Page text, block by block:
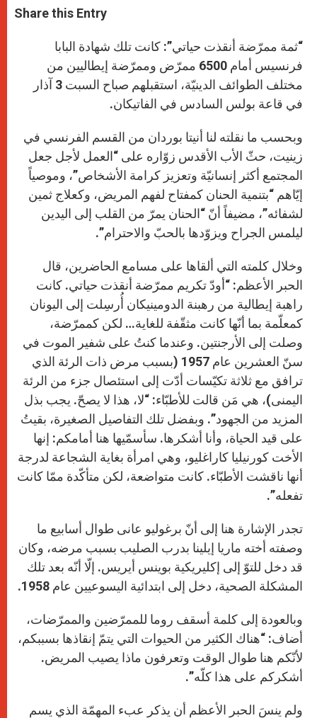
t
s
s
e
g
e
r
e
b
o
k
r
Share this Entry
“ثمة ممرّضة أنقذت حياتي”: كانت تلك شهادة البابا
فرنسيس أمام 6500 ممرّض وممرّضة إيطاليين من
مختلف الطوائف الدينيّة، استقبلهم صباح السبت 3 آذار
في قاعة بولس السادس في الفاتيكان.
وبحسب ما نقلته لنا أنيتا بوردان من القسم الفرنسي في
زينيت، حثّ الأب الأقدس زوّاره على “العمل لأجل جعل
المجتمع أكثر إنسانيّة وتعزيز كرامة الأشخاص”، وموصياً
إيّاهم “بتنمية الحنان كمفتاح لفهم المريض، وكعلاج ثمين
لشفائه”، مضيفاً أنّ “الحنان يمرّ من القلب إلى اليدين
ليلمس الجراح ويزوّدها بالحبّ والاحترام”.
وخلال كلمته التي ألقاها على مسامع الحاضرين، قال
الحبر الأعظم: “أودّ تكريم ممرّضة أنقذت حياتي. كانت
راهبة إيطالية من رهبنة الدومينيكان أُرسِلت إلى اليونان
كمعلّمة بما أنّها كانت مثقّفة للغاية… لكن كممرّضة،
وصلت إلى الأرجنتين. وعندما كنتُ على شفير الموت في
سنّ العشرين عام 1957 (بسبب مرض ذات الرئة الذي
ترافق مع ثلاثة تكيّسات أدّت إلى استئصال جزء من الرئة
اليمنى)، هي مَن قالت للأطبّاء: “لا، هذا لا يصحّ. يجب بذل
المزيد من الجهود”. وبفضل تلك التفاصيل الصغيرة، بقيتُ
على قيد الحياة، وأنا أشكرها. سأسمّيها هنا أمامكم: إنها
الأخت كورنيليا كاراغليو، وهي امرأة بغاية الشجاعة لدرجة
أنها ناقشت الأطبّاء. كانت متواضعة، لكن متأكّدة ممّا كانت
تفعله”.
تجدر الإشارة هنا إلى أنّ برغوليو عانى طوال أسابيع ما
وصفته أخته ماريا إيلينا بدرب الصليب بسبب مرضه، وكان
قد دخل للتوّ إلى إكليريكية بوينس أيريس. إلّا أنّه بعد تلك
المشكلة الصحية، دخل إلى ابتدائية اليسوعيين عام 1958.
وبالعودة إلى كلمة أسقف روما للممرّضين والممرّضات،
أضاف: “هناك الكثير من الحيوات التي يتمّ إنقاذها بسببكم،
لأنّكم هنا طوال الوقت وتعرفون ماذا يصيب المريض.
أشكركم على هذا كلّه”.
ولم ينسَ الحبر الأعظم أن يذكر عبء المهمّة الذي يسم